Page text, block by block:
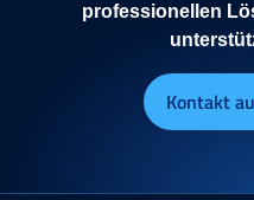
professionellen
Kontakt